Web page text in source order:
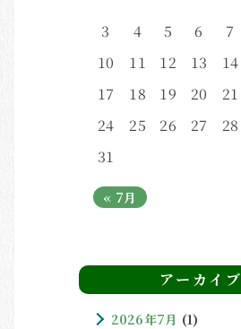
3
4 5 6 7
10
11 12 13 14
17
18 19 20 21
24
25 26 27 28
31
« 7月
アーカイブ
2026年7月 (1)